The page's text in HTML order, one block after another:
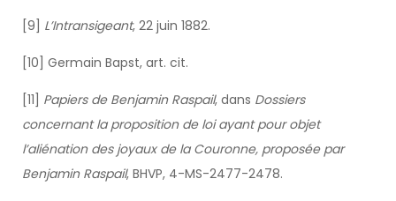
[9] L’Intransigeant, 22 juin 1882.
[10] Germain Bapst, art. cit.
[11] Papiers de Benjamin Raspail, dans Dossiers
concernant la proposition de loi ayant pour objet
l’aliénation des joyaux de la Couronne, proposée par
Benjamin Raspail, BHVP, 4-MS-2477-2478.